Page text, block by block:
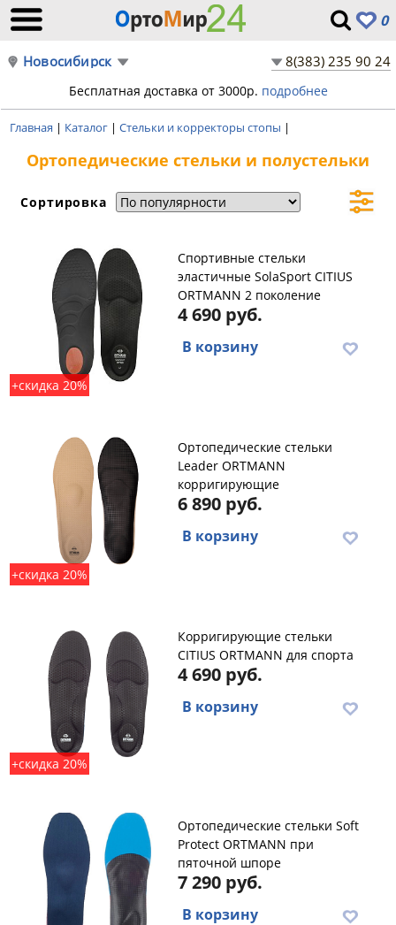
0
Новосибирск 8(383) 235 90 24
Бесплатная доставка от 3000р. подробнее
Главная | Каталог | Стельки и корректоры стопы |
Ортопедические стельки и полустельки
Сортировка
+скидка 20%
Спортивные стельки
эластичные SolaSport CITIUS
ORTMANN 2 поколение
4 690 руб.
В корзину
+скидка 20%
Ортопедические стельки
Leader ORTMANN
корригирующие
6 890 руб.
В корзину
+скидка 20%
Корригирующие стельки
CITIUS ORTMANN для спорта
4 690 руб.
В корзину
Ортопедические стельки Soft
Protect ORTMANN при
пяточной шпоре
7 290 руб.
В корзину